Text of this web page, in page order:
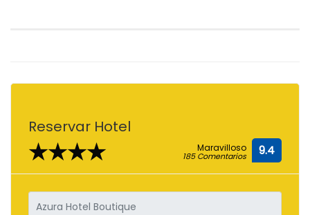
Reservar Hotel
★★★★ Maravilloso
185 Comentarios 9.4